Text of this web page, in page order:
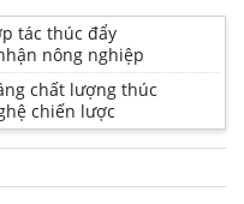
tác thúc đẩy
nông nghiệp
chất lượng thúc
chiến lược